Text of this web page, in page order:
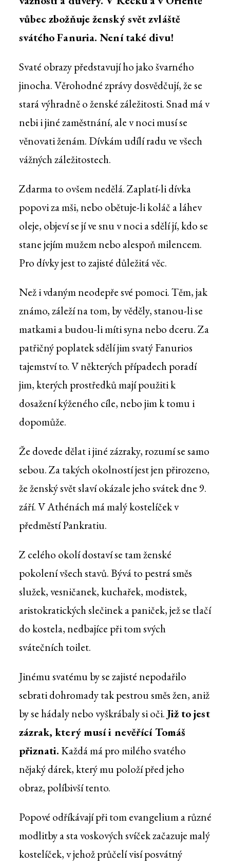
vůbec zbožňuje ženský svět zvláště
svátého Fanuria. Není také divu!
Svaté obrazy představují ho jako švarného
jinocha. Věrohodné zprávy dosvědčují, že se
stará výhradně o ženské záležitosti. Snad má v
nebi i jiné zaměstnání, ale v noci musí se
věnovati ženám. Dívkám udílí radu ve všech
vážných záležitostech.
Zdarma to ovšem nedělá. Zaplatí-li dívka
popovi za mši, nebo obětuje-li koláč a láhev
oleje, objeví se jí ve snu v noci a sdělí jí, kdo se
stane jejím mužem nebo alespoň milencem.
Pro dívky jest to zajisté důležitá věc.
Než i vdaným neodepře své pomoci. Těm, jak
známo, záleží na tom, by věděly, stanou-li se
matkami a budou-li míti syna nebo dceru. Za
patřičný poplatek sdělí jim svatý Fanurios
tajemství to. V některých případech poradí
jim, kterých prostředků mají použiti k
dosažení kýženého cíle, nebo jim k tomu i
dopomůže.
Že dovede dělat i jiné zázraky, rozumí se samo
sebou. Za takých okolností jest jen přirozeno,
že ženský svět slaví okázale jeho svátek dne 9.
září. V Athénách má malý kostelíček v
předměstí Pankratiu.
Z celého okolí dostaví se tam ženské
pokolení všech stavů. Bývá to pestrá směs
služek, vesničanek, kuchařek, modistek,
aristokratických slečinek a paniček, jež se tlačí
do kostela, nedbajíce při tom svých
svátečních toilet.
Jinému svatému by se zajisté nepodařilo
sebrati dohromady tak pestrou směs žen, aniž
by se hádaly nebo vyškrábaly si oči. Již to jest
zázrak, který musí i nevěřící Tomáš
přiznati. Každá má pro milého svatého
nějaký dárek, který mu položí před jeho
obraz, políbivší tento.
Popové odříkávají při tom evangelium a různé
modlitby a sta voskových svíček začazuje malý
kostelíček, v jehož průčelí visí posvátný